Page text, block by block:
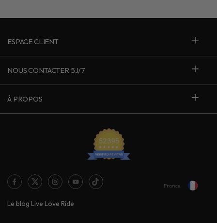
ESPACE CLIENT
NOUS CONTACTER 5J/7
À PROPOS
Le blog Live Love Ride
France